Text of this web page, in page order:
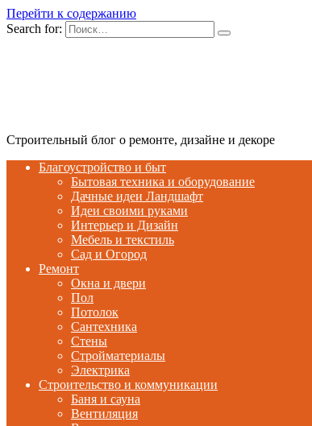
Перейти к содержанию
Search for:
Строительный блог о ремонте, дизайне и декоре
Благоустройство и быт
Бытовая техника и оборудование
Дачные идеи Ландшафт
Идеи своими руками
Интерьер и Дизайн
Мебель и текстиль
Сад и Огород
Ремонт
Окна и двери
Пол
Потолок
Сантехника
Стены
Стройматериалы
Электрика
Строительство и коммуникации
Баня и сауна
Вентиляция